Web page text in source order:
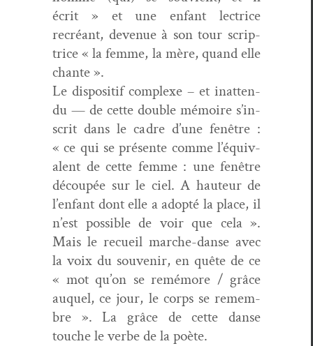
écrit » et une enfant lec­trice
recréant, dev­enue à son tour scrip­
trice « la femme, la mère, quand elle
chante ».
Le dis­posi­tif com­plexe – et inat­ten­
du — de cette dou­ble mémoire s’in­
scrit dans le cadre d’une fenêtre :
« ce qui se présente comme l’équiv­
a­lent de cette femme : une fenêtre
découpée sur le ciel. A hau­teur de
l’en­fant dont elle a adop­té la place, il
n’est pos­si­ble de voir que cela ».
Mais le recueil marche-danse avec
la voix du sou­venir, en quête de ce
« mot qu’on se remé­more / grâce
auquel, ce jour, le corps se remem­
bre ». La grâce de cette danse
touche le verbe de la poète.